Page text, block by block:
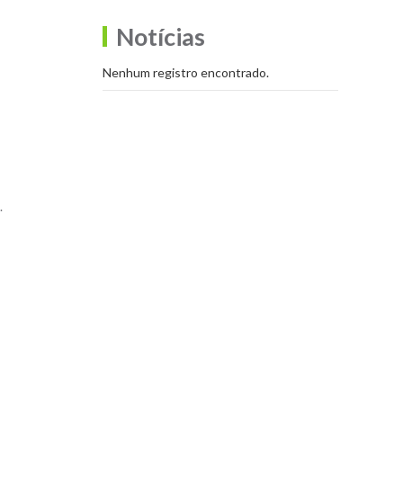
Notícias
Nenhum registro encontrado.